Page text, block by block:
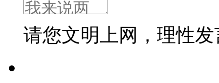
请您文明上网，理性